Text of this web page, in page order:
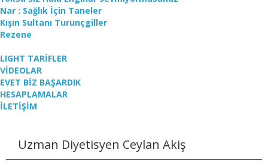
Nar : Sağlık İçin Taneler
Kışın Sultanı Turunçgiller
Rezene
LIGHT TARİFLER
VİDEOLAR
EVET BİZ BAŞARDIK
HESAPLAMALAR
İLETİŞİM
Uzman Diyetisyen Ceylan Akiş